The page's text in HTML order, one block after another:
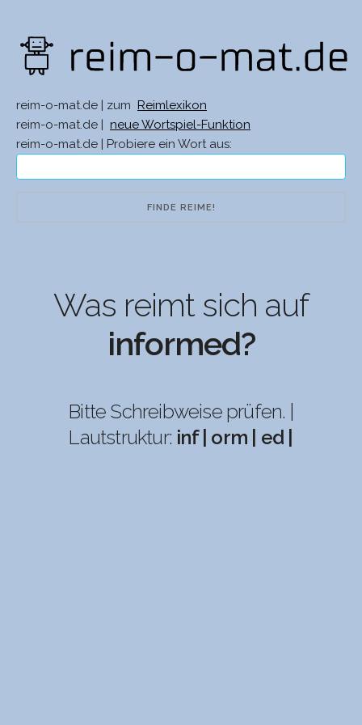
reim-o-mat.de | zum
Reimlexikon
reim-o-mat.de |
neue Wortspiel-Funktion
reim-o-mat.de | Probiere ein Wort aus:
Was reimt sich auf
informed?
Bitte Schreibweise prüfen. |
Lautstruktur: inf | orm | ed |